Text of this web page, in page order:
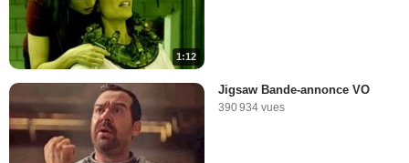
1:12
Jigsaw Bande-annonce VO
390 934 vues